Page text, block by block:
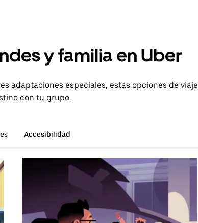
y familia en Uber
adaptaciones especiales, estas opciones de viaje
con tu grupo.
Accesibilidad